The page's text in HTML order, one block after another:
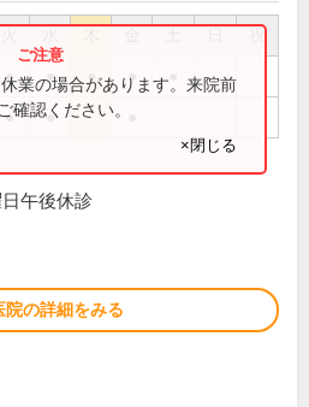
祝
● ● ● ●
● ●
業の場合があります。来院前
確認ください。
×閉じる
午後休診
院の詳細をみる